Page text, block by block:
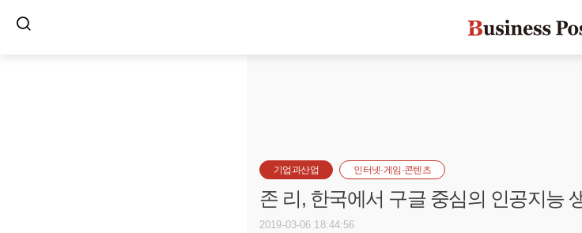
기업과산업 인터넷·게임·콘텐츠
존 리, 한국에서 구글 중심의 인공지능
2019-03-06 18:44:56